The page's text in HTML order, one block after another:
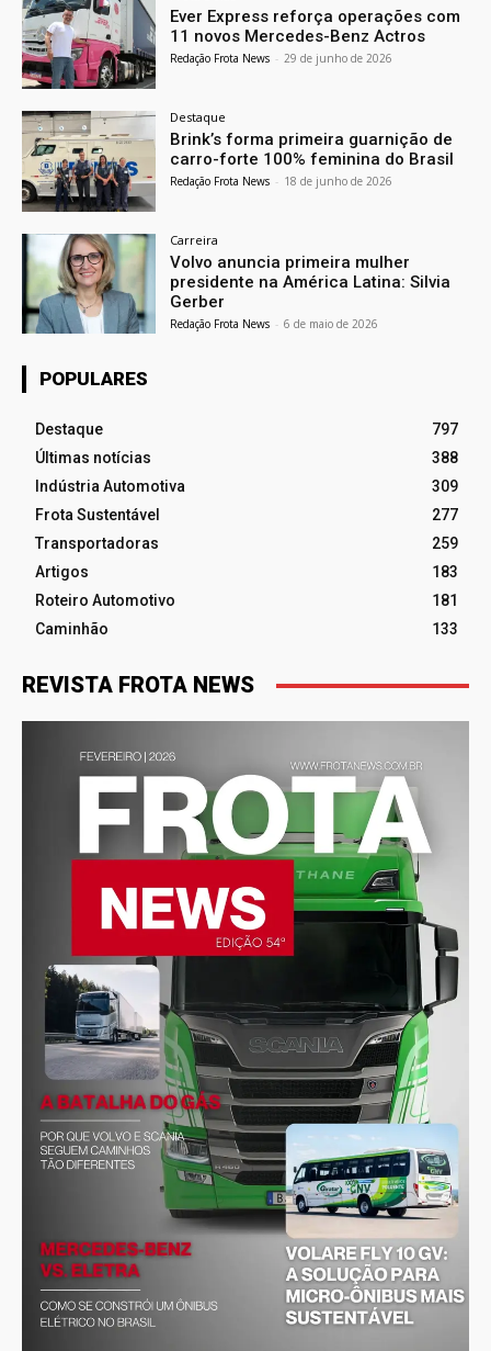
Ever Express reforça operações com
11 novos Mercedes-Benz Actros
Redação Frota News - 29 de junho de 2026
Destaque
Brink’s forma primeira guarnição de
carro-forte 100% feminina do Brasil
Redação Frota News - 18 de junho de 2026
Carreira
Volvo anuncia primeira mulher
presidente na América Latina: Silvia
Gerber
Redação Frota News - 6 de maio de 2026
POPULARES
Destaque
797
Últimas notícias
388
Indústria Automotiva
309
Frota Sustentável
277
Transportadoras
259
Artigos
183
Roteiro Automotivo
181
Caminhão
133
REVISTA FROTA NEWS